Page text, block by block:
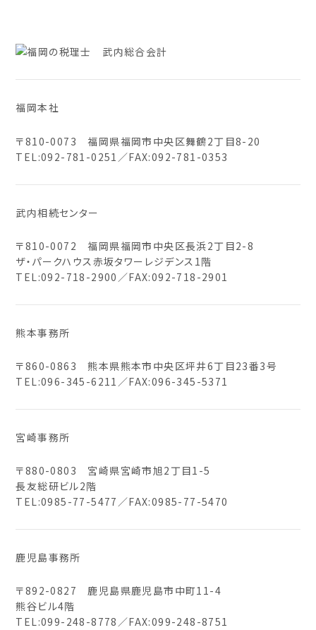
福岡本社
〒810-0073 福岡県福岡市中央区舞鶴2丁目8-20
TEL:092-781-0251 ／FAX:092-781-0353
武内相続センター
〒810-0072 福岡県福岡市中央区長浜2丁目2-8
ザ・パークハウス赤坂タワーレジデンス1階
TEL:092-718-2900 ／FAX:092-718-2901
熊本事務所
〒860-0863 熊本県熊本市中央区坪井6丁目23番3号
TEL:096-345-6211 ／FAX:096-345-5371
宮崎事務所
〒880-0803 宮崎県宮崎市旭2丁目1-5
長友総研ビル2階
TEL:0985-77-5477 ／FAX:0985-77-5470
鹿児島事務所
〒892-0827 鹿児島県鹿児島市中町11-4
熊谷ビル4階
TEL:099-248-8778 ／FAX:099-248-8751